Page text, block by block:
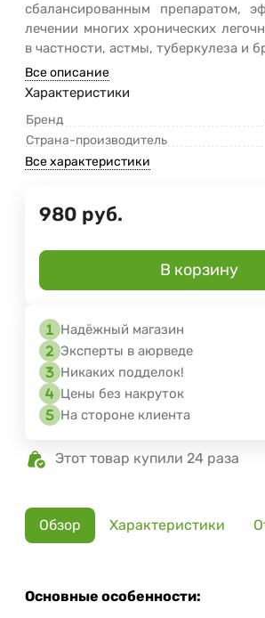
сбалансированным препаратом,
лечении многих хронических
в частности, астмы, туберкулеза и
Все описание
Характеристики
Бренд
Страна-производитель
Все характеристики
980 руб.
В корзину
Надёжный магазин
Эксперты в аюрведе
Никаких подделок!
Цены без накруток
На стороне клиента
Этот товар купили 24 раза
Обзор Характеристики
Основные особенности: